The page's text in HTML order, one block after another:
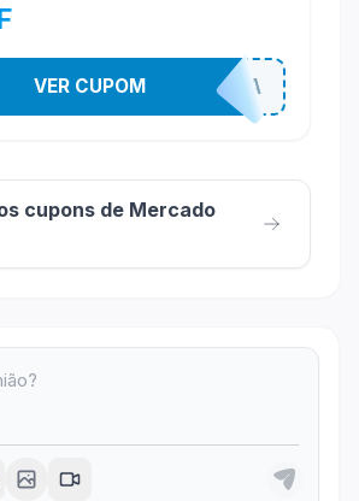
TODEBOA
VER CUPOM
cupons de Mercado